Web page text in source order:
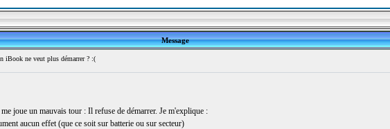
Message
iBook ne veut plus démarrer ? :(
joue un mauvais tour : Il refuse de démarrer. Je m'explique :
aucun effet (que ce soit sur batterie ou sur secteur)